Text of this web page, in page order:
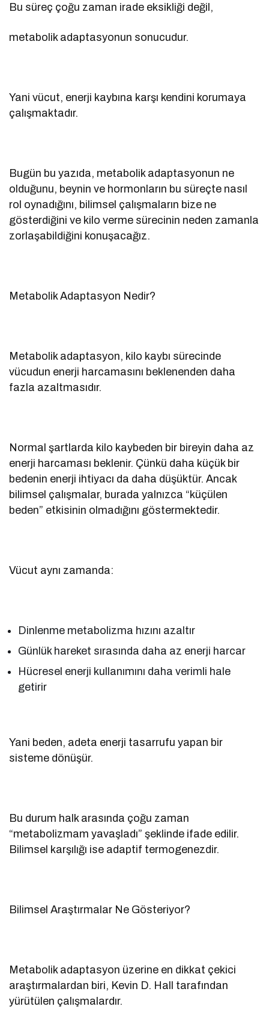
Bu süreç çoğu zaman irade eksikliği değil,
metabolik adaptasyonun sonucudur.
Yani vücut, enerji kaybına karşı kendini korumaya
çalışmaktadır.
Bugün bu yazıda, metabolik adaptasyonun ne
olduğunu, beynin ve hormonların bu süreçte nasıl
rol oynadığını, bilimsel çalışmaların bize ne
gösterdiğini ve kilo verme sürecinin neden zamanla
zorlaşabildiğini konuşacağız.
Metabolik Adaptasyon Nedir?
Metabolik adaptasyon, kilo kaybı sürecinde
vücudun enerji harcamasını beklenenden daha
fazla azaltmasıdır.
Normal şartlarda kilo kaybeden bir bireyin daha az
enerji harcaması beklenir. Çünkü daha küçük bir
bedenin enerji ihtiyacı da daha düşüktür. Ancak
bilimsel çalışmalar, burada yalnızca “küçülen
beden” etkisinin olmadığını göstermektedir.
Vücut aynı zamanda:
Dinlenme metabolizma hızını azaltır
Günlük hareket sırasında daha az enerji harcar
Hücresel enerji kullanımını daha verimli hale
getirir
Yani beden, adeta enerji tasarrufu yapan bir
sisteme dönüşür.
Bu durum halk arasında çoğu zaman
“metabolizmam yavaşladı” şeklinde ifade edilir.
Bilimsel karşılığı ise adaptif termogenezdir.
Bilimsel Araştırmalar Ne Gösteriyor?
Metabolik adaptasyon üzerine en dikkat çekici
araştırmalardan biri, Kevin D. Hall tarafından
yürütülen çalışmalardır.